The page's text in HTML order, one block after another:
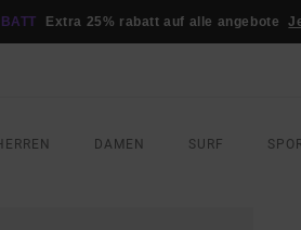
Extra 25% rabatt auf alle angebote
DAMEN SURF